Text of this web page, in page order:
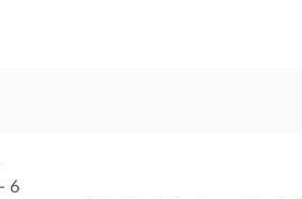
6